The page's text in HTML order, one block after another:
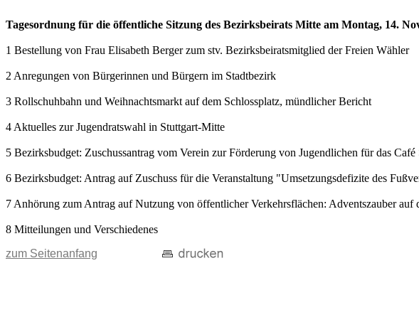
Tagesordnung für die öffentliche Sitzung des Bezirksbeirats Mitte am Montag, 14.
1 Bestellung von Frau Elisabeth Berger zum stv. Bezirksbeiratsmitglied der Freien Wähler
2 Anregungen von Bürgerinnen und Bürgern im Stadtbezirk
3 Rollschuhbahn und Weihnachtsmarkt auf dem Schlossplatz, mündlicher Bericht
4 Aktuelles zur Jugendratswahl in Stuttgart-Mitte
5 Bezirksbudget: Zuschussantrag vom Verein zur Förderung von Jugendlichen für das
6 Bezirksbudget: Antrag auf Zuschuss für die Veranstaltung "Umsetzungsdefizite des
7 Anhörung zum Antrag auf Nutzung von öffentlicher Verkehrsflächen: Adventszauber auf
8 Mitteilungen und Verschiedenes
zum Seitenanfang